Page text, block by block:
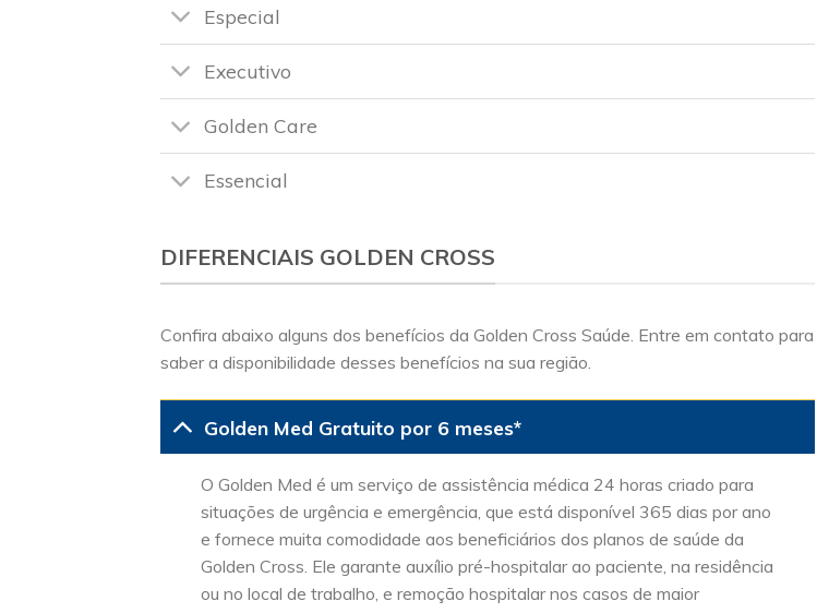
Especial
Executivo
Golden Care
Essencial
DIFERENCIAIS GOLDEN CROSS
Confira abaixo alguns dos benefícios da Golden Cross Saúde. Entre em contato para
saber a disponibilidade desses benefícios na sua região.
Golden Med Gratuito por 6 meses*
O Golden Med é um serviço de assistência médica 24 horas criado para
situações de urgência e emergência, que está disponível 365 dias por ano
e fornece muita comodidade aos beneficiários dos planos de saúde da
Golden Cross. Ele garante auxílio pré-hospitalar ao paciente, na residência
ou no local de trabalho, e remoção hospitalar nos casos de maior